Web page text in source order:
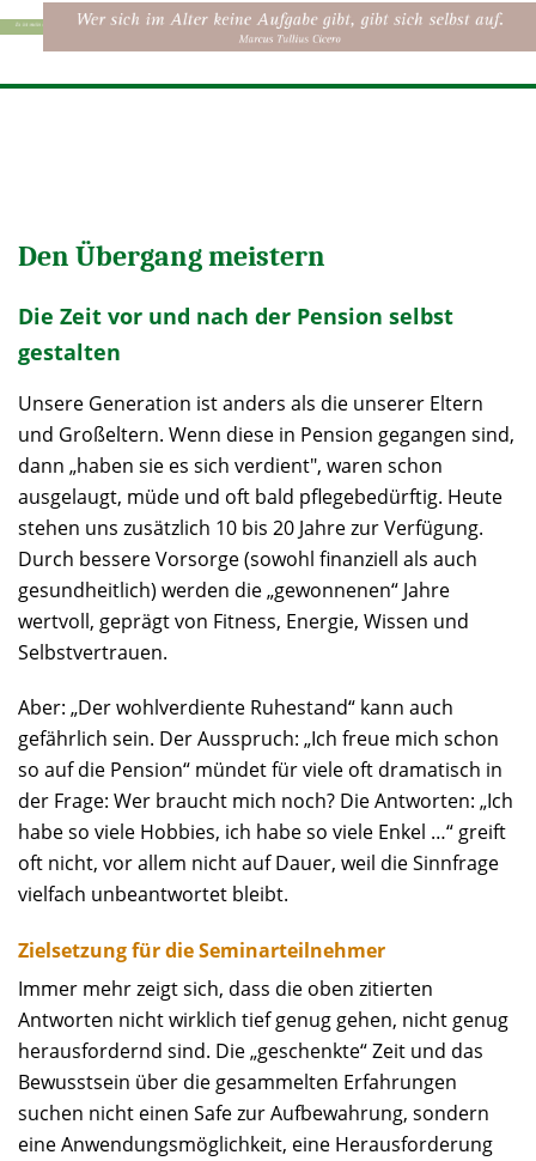
Den Übergang meistern
Die Zeit vor und nach der Pension selbst
gestalten
Unsere Generation ist anders als die unserer Eltern
und Großeltern. Wenn diese in Pension gegangen sind,
dann „haben sie es sich verdient", waren schon
ausgelaugt, müde und oft bald pflegebedürftig. Heute
stehen uns zusätzlich 10 bis 20 Jahre zur Verfügung.
Durch bessere Vorsorge (sowohl finanziell als auch
gesundheitlich) werden die „gewonnenen“ Jahre
wertvoll, geprägt von Fitness, Energie, Wissen und
Selbstvertrauen.
Aber: „Der wohlverdiente Ruhestand“ kann auch
gefährlich sein. Der Ausspruch: „Ich freue mich schon
so auf die Pension“ mündet für viele oft dramatisch in
der Frage: Wer braucht mich noch? Die Antworten: „Ich
habe so viele Hobbies, ich habe so viele Enkel …“ greift
oft nicht, vor allem nicht auf Dauer, weil die Sinnfrage
vielfach unbeantwortet bleibt.
Zielsetzung für die Seminarteilnehmer
Immer mehr zeigt sich, dass die oben zitierten
Antworten nicht wirklich tief genug gehen, nicht genug
herausfordernd sind. Die „geschenkte“ Zeit und das
Bewusstsein über die gesammelten Erfahrungen
suchen nicht einen Safe zur Aufbewahrung, sondern
eine Anwendungsmöglichkeit, eine Herausforderung